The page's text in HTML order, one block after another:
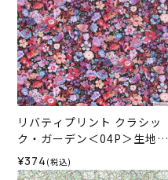
リバティプリント クラシッ
ク・ガーデン＜04P＞生地
（ホビーラホビーレオリジ
ナル）2026SS
¥374 (税込)